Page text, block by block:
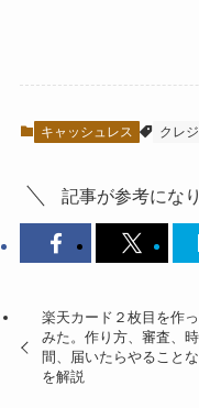
キャッシュレス クレ
記事が参考にな
楽天カード２枚目を作
みた。作り方、審査、時
間、届いたらやること
を解説